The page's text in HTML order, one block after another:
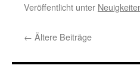
Veröffentlicht unter
← Ältere Beiträge